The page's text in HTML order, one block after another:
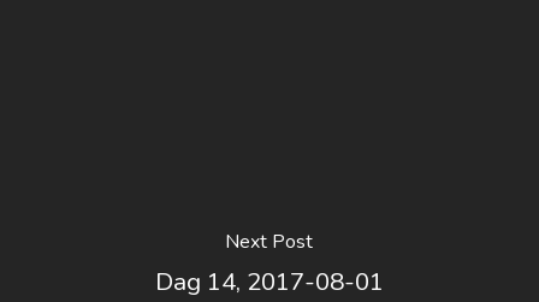
Next Post
Dag 14, 2017-08-01